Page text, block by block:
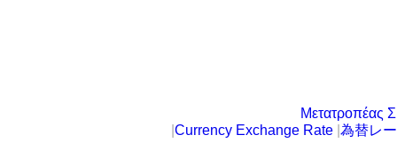
Μετατροπέας
Currency Exchange Rate 為替レ